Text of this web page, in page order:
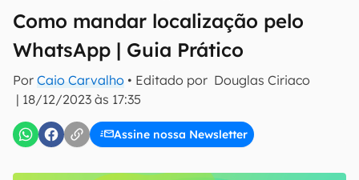
Como mandar localização pelo
WhatsApp | Guia Prático
Por Caio Carvalho • Editado por Douglas Ciriaco
| 18/12/2023 às 17:35
Assine nossa Newsletter
inscreva-se
Confirmo que li, aceito e concordo com os